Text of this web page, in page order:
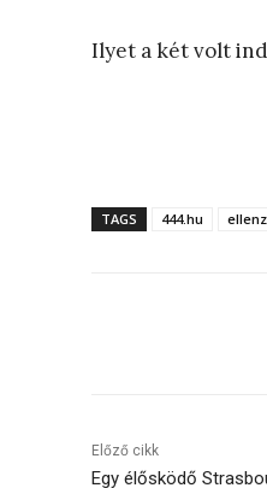
Ilyet a két volt
TAGS 444.hu
Előző cikk
Egy élősködő